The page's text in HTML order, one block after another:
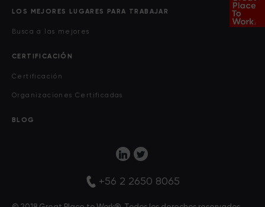
LOS MEJORES LUGARES PARA TRABAJAR
Busca a las mejores
CERTIFICACIÓN
Certificación
Organizaciones Certificadas
BLOG
+56 2 2650 8065